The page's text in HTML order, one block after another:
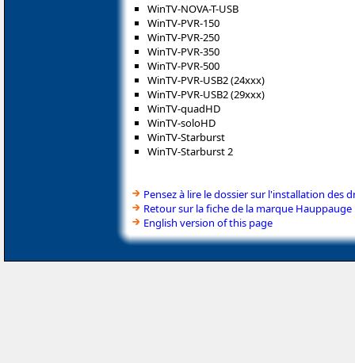
WinTV-NOVA-T-USB
WinTV-PVR-150
WinTV-PVR-250
WinTV-PVR-350
WinTV-PVR-500
WinTV-PVR-USB2 (24xxx)
WinTV-PVR-USB2 (29xxx)
WinTV-quadHD
WinTV-soloHD
WinTV-Starburst
WinTV-Starburst 2
Pensez à lire le dossier sur l'installation des
Retour sur la fiche de la marque Hauppauge
English version of this page